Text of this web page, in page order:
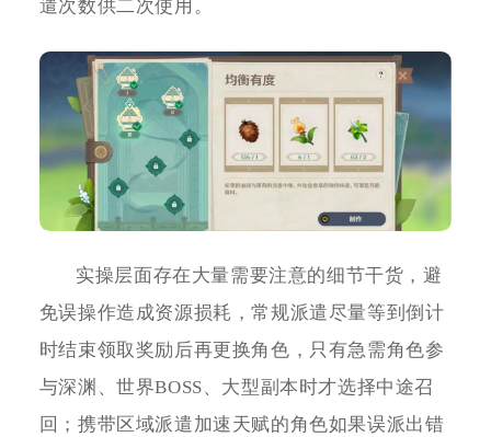
遣次数供二次使用。
实操层面存在大量需要注意的细节干货，避
免误操作造成资源损耗，常规派遣尽量等到倒计
时结束领取奖励后再更换角色，只有急需角色参
与深渊、世界BOSS、大型副本时才选择中途召
回；携带区域派遣加速天赋的角色如果误派出错